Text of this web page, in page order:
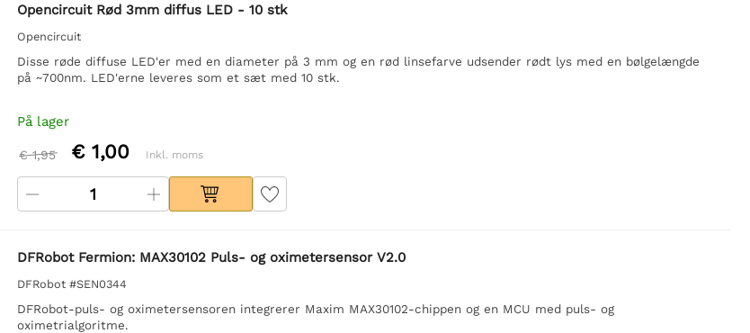
Opencircuit Rød 3mm diffus LED - 10 stk
Opencircuit
Disse røde diffuse LED'er med en diameter på 3 mm og en rød linsefarve udsender rødt lys med en bølgelængde
på ~700nm. LED'erne leveres som et sæt med 10 stk.
På lager
€ 1,95 € 1,00 Inkl. moms
DFRobot Fermion: MAX30102 Puls- og oximetersensor V2.0
DFRobot #SEN0344
DFRobot-puls- og oximetersensoren integrerer Maxim MAX30102-chippen og en MCU med puls- og
oximetrialgoritme.